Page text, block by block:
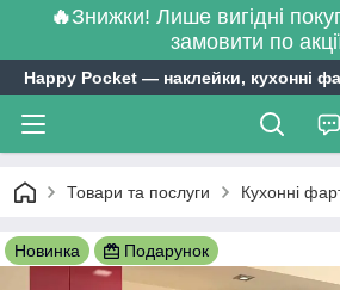
🔥Знижки! Лише вигідні
замовити по
Happy Pocket ― наклейки, кухонні
Товари та послуги Кухонні
Новинка Подарунок